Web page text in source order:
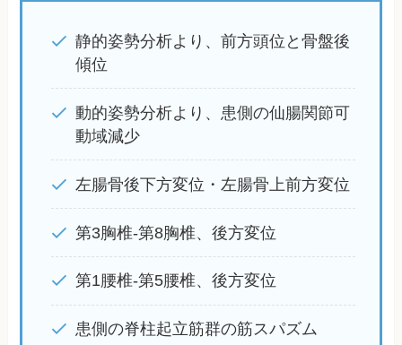
静的姿勢分析より、前方頭位と骨盤後
傾位
動的姿勢分析より、患側の仙腸関節可
動域減少
左腸骨後下方変位・左腸骨上前方変位
第3胸椎-第8胸椎、後方変位
第1腰椎-第5腰椎、後方変位
患側の脊柱起立筋群の筋スパズム